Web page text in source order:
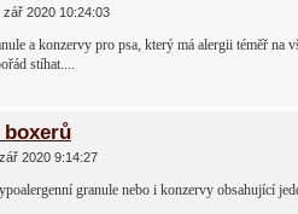
zář 2020 10:24:03
a konzervy pro psa, který má alergii téměř na
stíhat....
boxerů
2020 9:14:27
granule nebo i konzervy obsahující